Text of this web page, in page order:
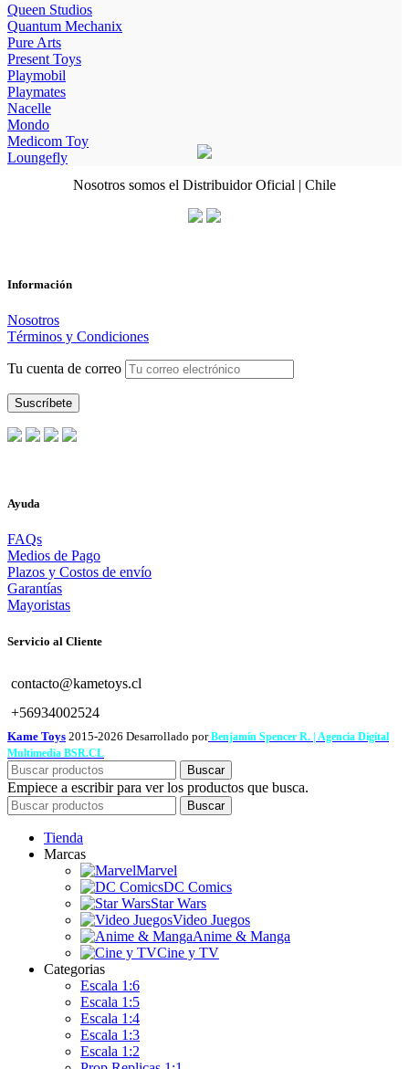
Queen Studios
Quantum Mechanix
Pure Arts
Present Toys
Playmobil
Playmates
Nacelle
Mondo
Medicom Toy
Loungefly
Nosotros somos el Distribuidor Oficial | Chile
Información
Nosotros
Términos y Condiciones
Tu cuenta de correo
Ayuda
FAQs
Medios de Pago
Plazos y Costos de envío
Garantías
Mayoristas
Servicio al Cliente
contacto@kametoys.cl
+56934002524
Kame Toys 2015-2026 Desarrollado porBenjamín Spencer R. | Agencia Digital
Multimedia BSR.CL
Buscar
Empiece a escribir para ver los productos que busca.
Buscar
Tienda
Marcas
Marvel
DC Comics
Star Wars
Video Juegos
Anime & Manga
Cine y TV
Categorias
Escala 1:6
Escala 1:5
Escala 1:4
Escala 1:3
Escala 1:2